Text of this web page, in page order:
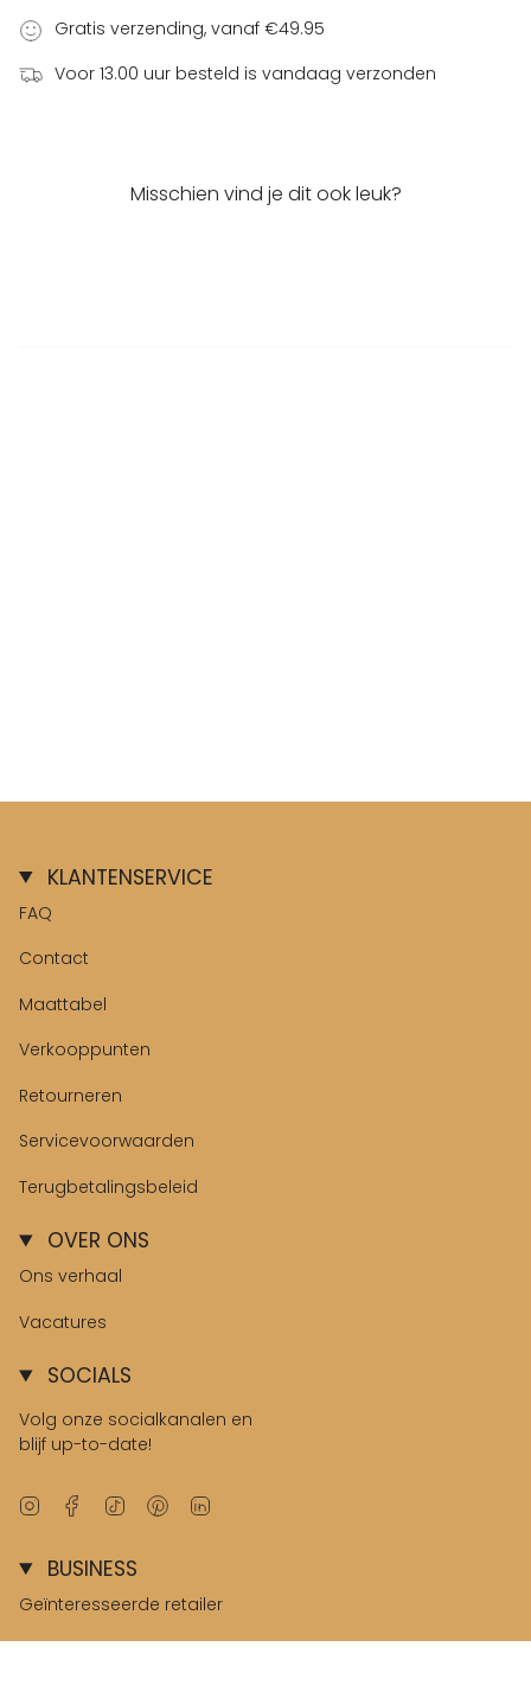
Gratis verzending, vanaf €49.95
Voor 13.00 uur besteld is vandaag verzonden
Misschien vind je dit ook leuk?
KLANTENSERVICE
FAQ
Contact
Maattabel
Verkooppunten
Retourneren
Servicevoorwaarden
Terugbetalingsbeleid
OVER ONS
Ons verhaal
Vacatures
SOCIALS
Volg onze socialkanalen en
blijf up-to-date!
InstagramFacebook
TikTok Pinterest
BUSINESS
Geïnteresseerde retailer